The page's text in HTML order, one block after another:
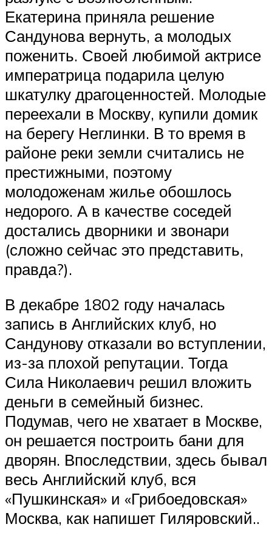
Екатерина приняла решение
Сандунова вернуть, а молодых
поженить. Своей любимой актрисе
императрица подарила целую
шкатулку драгоценностей. Молодые
переехали в Москву, купили домик
на берегу Неглинки. В то время в
районе реки земли считались не
престижными, поэтому
молодоженам жилье обошлось
недорого. А в качестве соседей
достались дворники и звонари
(сложно сейчас это представить,
правда?).
В декабре 1802 году началась
запись в Английских клуб, но
Сандунову отказали во вступлении,
из-за плохой репутации. Тогда
Сила Николаевич решил вложить
деньги в семейный бизнес.
Подумав, чего не хватает в Москве,
он решается построить бани для
дворян. Впоследствии, здесь бывал
весь Английский клуб, вся
«Пушкинская» и «Грибоедовская»
Москва, как напишет Гиляровский..